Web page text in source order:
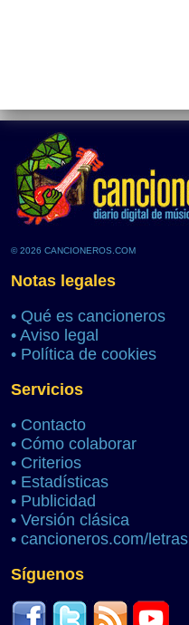
© 2026 CANCIONEROS.COM
Notas legales
• Qué es cancioneros
• Aviso legal
• Política de cookies
Servicios
• Contacto
• Cómo colaborar
• Criterios
• Estadísticas
• Publicidad
• Versión clásica
• cancioneros.com/letras
Síguenos